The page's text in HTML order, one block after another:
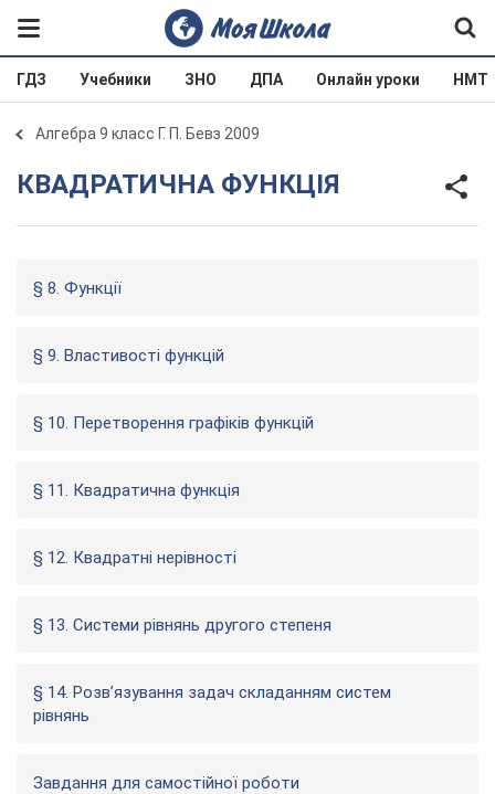
ГДЗ Учебники ЗНО ДПА Онлайн уроки НМТ
Алгебра 9 класс Г. П. Бевз 2009
КВАДРАТИЧНА ФУНКЦІЯ
§ 8. Функції
§ 9. Властивості функцій
§ 10. Перетворення графіків функцій
§ 11. Квадратична функція
§ 12. Квадратні нерівності
§ 13. Системи рівнянь другого степеня
§ 14. Розв’язування задач складанням систем
рівнянь
Завдання для самостійної роботи